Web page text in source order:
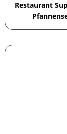
Restaurant